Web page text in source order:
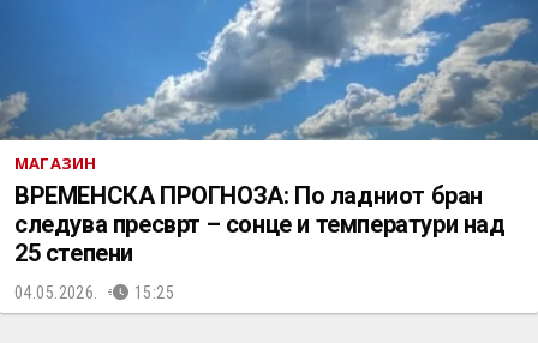
МАГАЗИН
ВРЕМЕНСКА ПРОГНОЗА: По ладниот бран
следува пресврт – сонце и температури над
25 степени
04.05.2026. 15:25